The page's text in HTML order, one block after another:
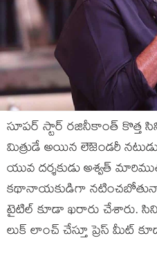
సూపర్ స్టార్ రజినీకాంత్ కొత్త
మిత్రుడే అయిన లెెజెండరీ
యువ దర్శకుడు అశ్వత్
కథానాయకుడిగా
టైటిల్ కూడా ఖరారు చేశారు.
లుక్ లాంచ్ చేస్తూ ప్రెస్ మీట్